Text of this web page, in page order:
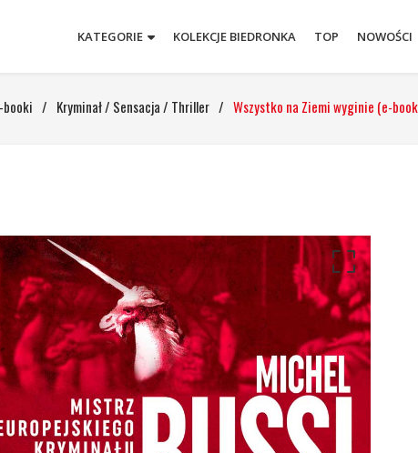
KATEGORIE KOLEKCJE BIEDRONKA TOP NOWOŚCI
booki / Kryminał / Sensacja / Thriller / Wszystko na Ziemi wyginie (e-